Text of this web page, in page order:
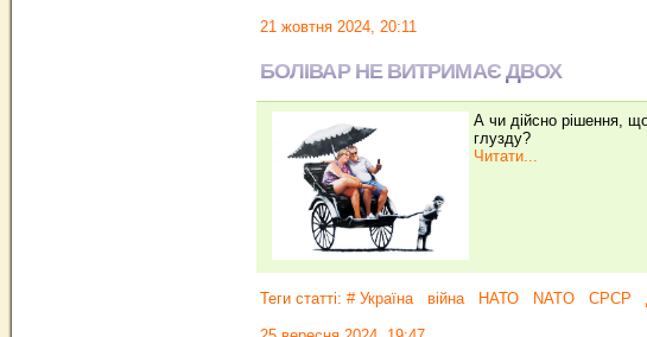
21 жовтня 2024, 20:11
БОЛІВАР НЕ ВИТРИМАЄ ДВОХ
А чи дійсно рішення,
глузду?
Читати...
Теги статті: # Україна війна НАТО NATO СРСР